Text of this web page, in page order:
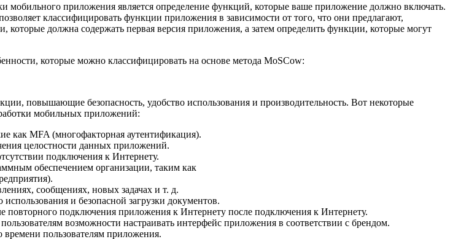
мобильного приложения является определение функций, которые ваше приложение должно включать.
классифицировать функции приложения в зависимости от того, что они предлагают,
должна содержать первая версия приложения, а затем определить функции, которые могут
которые можно классифицировать на основе метода MoSCow:
повышающие безопасность, удобство использования и производительность. Вот некоторые
мобильных приложений:
как MFA (многофакторная аутентификация).
целостности данных приложений.
подключения к Интернету.
обеспечением организации, таким как
сообщениях, новых задачах и т. д.
и безопасной загрузки документов.
подключения приложения к Интернету после подключения к Интернету.
возможности настраивать интерфейс приложения в соответствии с брендом.
пользователям приложения.